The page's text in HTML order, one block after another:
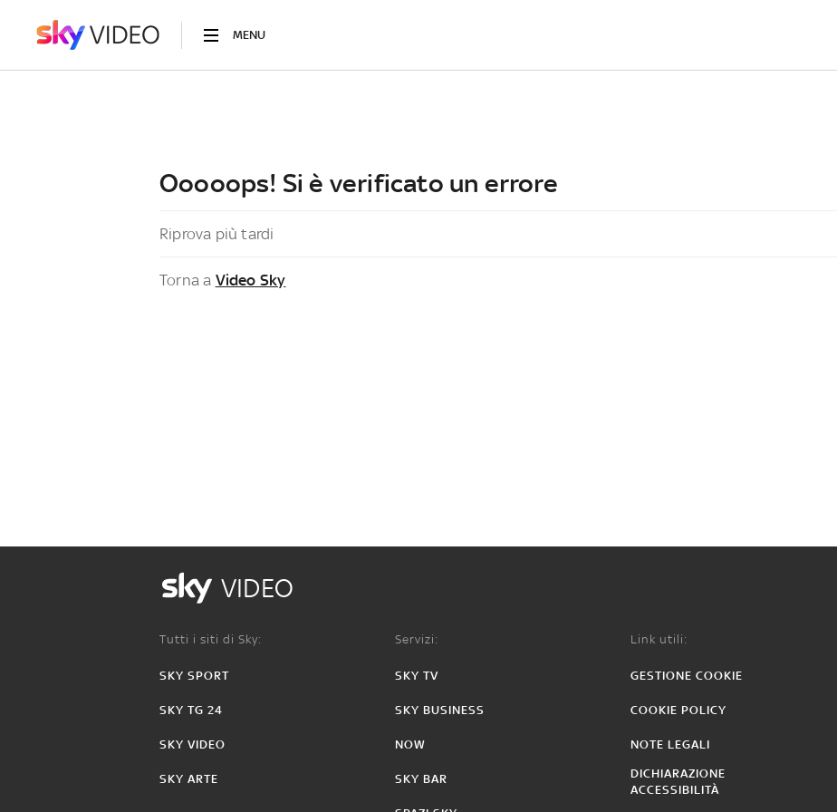
MENU
Ooooops! Si è verificato un errore
Riprova più tardi
Torna a Video Sky
VIDEO
Tutti i siti di Sky:
SKY SPORT
SKY TG 24
SKY VIDEO
SKY ARTE
Servizi:
SKY TV
SKY BUSINESS
NOW
SKY BAR
Link utili:
GESTIONE COOKIE
COOKIE POLICY
NOTE LEGALI
DICHIARAZIONE
ACCESSIBILITÀ